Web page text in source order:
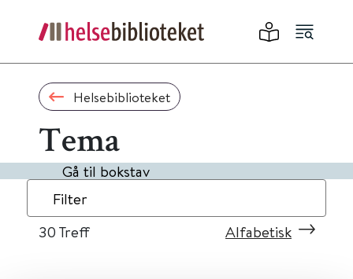
Helsebiblioteket
Tema
Gå til bokstav
Filter
30 Treff Alfabetisk